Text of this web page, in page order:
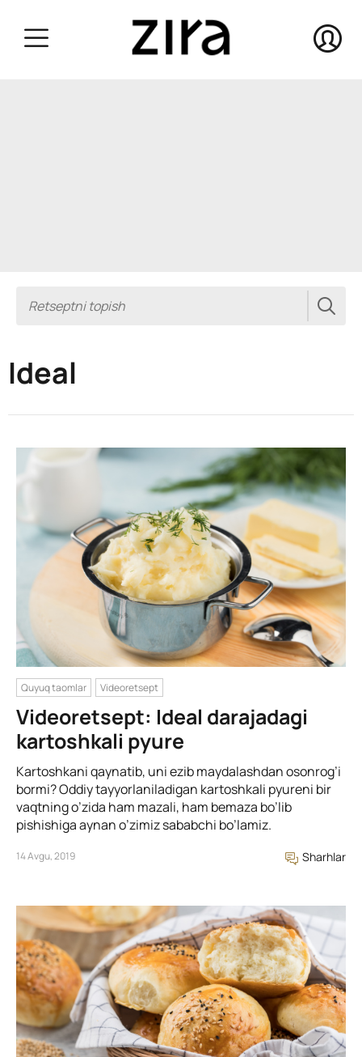
Ideal
Quyuq taomlar Videoretsept
Videoretsept: Ideal darajadagi
kartoshkali pyure
Kartoshkani qaynatib, uni ezib maydalashdan osonrog’i
bormi? Oddiy tayyorlaniladigan kartoshkali pyureni bir
vaqtning o’zida ham mazali, ham bemaza bo’lib
pishishiga aynan o’zimiz sababchi bo’lamiz.
14 Avgu, 2019 Sharhlar